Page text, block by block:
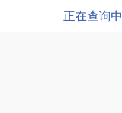
正在查询中